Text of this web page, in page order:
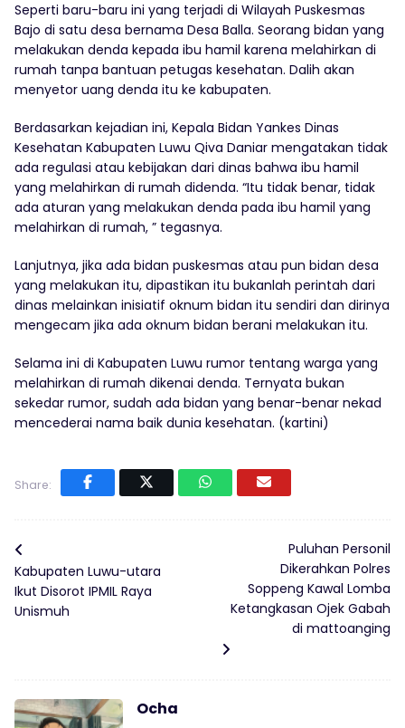
Seperti baru-baru ini yang terjadi di Wilayah Puskesmas
Bajo di satu desa bernama Desa Balla. Seorang bidan yang
melakukan denda kepada ibu hamil karena melahirkan di
rumah tanpa bantuan petugas kesehatan. Dalih akan
menyetor uang denda itu ke kabupaten.
Berdasarkan kejadian ini, Kepala Bidan Yankes Dinas
Kesehatan Kabupaten Luwu Qiva Daniar mengatakan tidak
ada regulasi atau kebijakan dari dinas bahwa ibu hamil
yang melahirkan di rumah didenda. “Itu tidak benar, tidak
ada aturan yang melakukan denda pada ibu hamil yang
melahirkan di rumah, ” tegasnya.
Lanjutnya, jika ada bidan puskesmas atau pun bidan desa
yang melakukan itu, dipastikan itu bukanlah perintah dari
dinas melainkan inisiatif oknum bidan itu sendiri dan dirinya
mengecam jika ada oknum bidan berani melakukan itu.
Selama ini di Kabupaten Luwu rumor tentang warga yang
melahirkan di rumah dikenai denda. Ternyata bukan
sekedar rumor, sudah ada bidan yang benar-benar nekad
mencederai nama baik dunia kesehatan. (kartini)
Share:
Kabupaten Luwu-utara
Ikut Disorot IPMIL Raya
Unismuh
Puluhan Personil
Dikerahkan Polres
Soppeng Kawal Lomba
Ketangkasan Ojek Gabah
di mattoanging
Ocha